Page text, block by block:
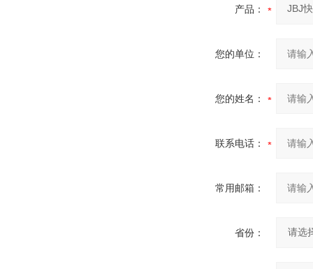
产品：
您的单位：
您的姓名：
联系电话：
常用邮箱：
省份：